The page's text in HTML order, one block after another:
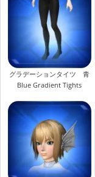
グラデーションタイツ 青
Blue Gradient Tights